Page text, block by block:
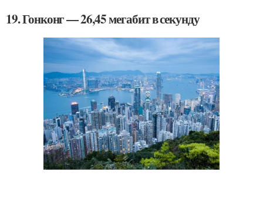
19. Гонконг — 26,45 мегабит в секунду